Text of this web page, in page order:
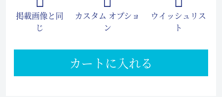
掲載画像と同
じ
カスタム オプショ
ン
ウイッシュリス
ト
カートに入れる